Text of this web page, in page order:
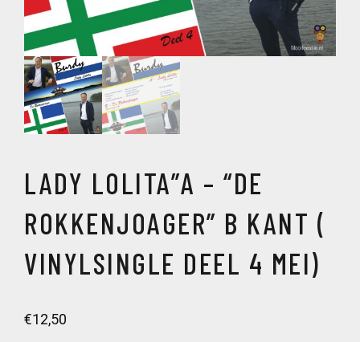
LADY LOLITA”A – “DE
ROKKENJOAGER” B KANT (
VINYLSINGLE DEEL 4 MEI)
€12,50